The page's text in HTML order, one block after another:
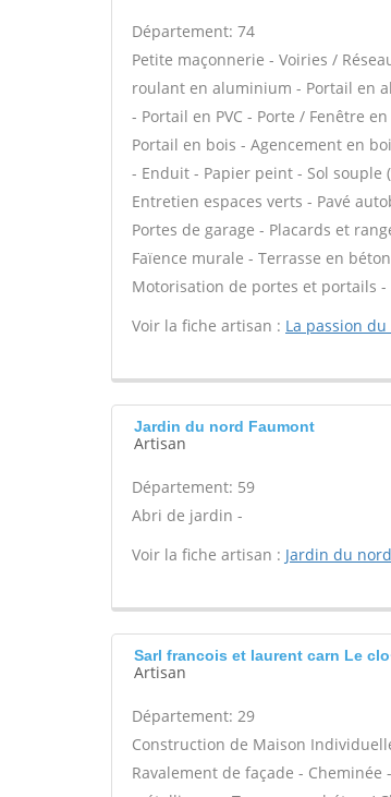
Département: 74
Petite maçonnerie - Voiries /
roulant en aluminium - Portail en
- Portail en PVC - Porte / Fenêtre
Portail en bois - Agencement en
- Enduit - Papier peint - Sol souple
Entretien espaces verts - Pavé
Portes de garage - Placards et
Faïence murale - Terrasse en
Motorisation de portes et portails -
Voir la fiche artisan : La passion du
Jardin du nord Faumont
Artisan
Département: 59
Abri de jardin -
Voir la fiche artisan : Jardin du nord
Sarl francois et laurent carn Le
Artisan
Département: 29
Construction de Maison
Ravalement de façade -